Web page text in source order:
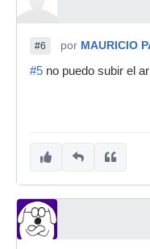
#6 por MAURICIO
#5 no puedo subir el